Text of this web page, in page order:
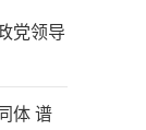
党领导
体 谱